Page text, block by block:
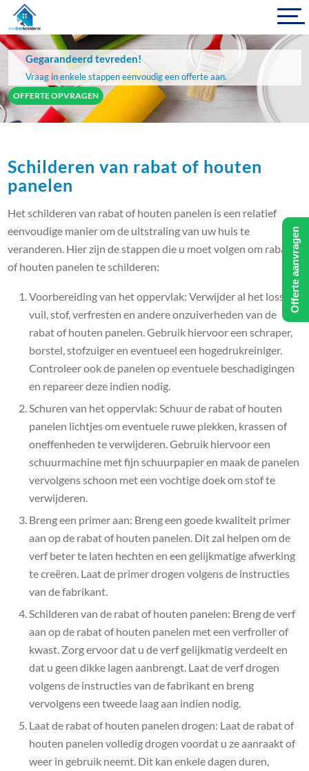
Gegarandeerd tevreden!
Vraag in enkele stappen eenvoudig een offerte aan.
OFFERTE OPVRAGEN
Schilderen van rabat of houten
panelen
Het schilderen van rabat of houten panelen is een relatief
eenvoudige manier om de uitstraling van uw huis te
veranderen. Hier zijn de stappen die u moet volgen om rabat
of houten panelen te schilderen:
Voorbereiding van het oppervlak: Verwijder al het losse
vuil, stof, verfresten en andere onzuiverheden van de
rabat of houten panelen. Gebruik hiervoor een schraper,
borstel, stofzuiger en eventueel een hogedrukreiniger.
Controleer ook de panelen op eventuele beschadigingen
en repareer deze indien nodig.
Schuren van het oppervlak: Schuur de rabat of houten
panelen lichtjes om eventuele ruwe plekken, krassen of
oneffenheden te verwijderen. Gebruik hiervoor een
schuurmachine met fijn schuurpapier en maak de panelen
vervolgens schoon met een vochtige doek om stof te
verwijderen.
Breng een primer aan: Breng een goede kwaliteit primer
aan op de rabat of houten panelen. Dit zal helpen om de
verf beter te laten hechten en een gelijkmatige afwerking
te creëren. Laat de primer drogen volgens de instructies
van de fabrikant.
Schilderen van de rabat of houten panelen: Breng de verf
aan op de rabat of houten panelen met een verfroller of
kwast. Zorg ervoor dat u de verf gelijkmatig verdeelt en
dat u geen dikke lagen aanbrengt. Laat de verf drogen
volgens de instructies van de fabrikant en breng
vervolgens een tweede laag aan indien nodig.
Laat de rabat of houten panelen drogen: Laat de rabat of
houten panelen volledig drogen voordat u ze aanraakt of
weer in gebruik neemt. Dit kan enkele dagen duren,
Offerte aanvragen